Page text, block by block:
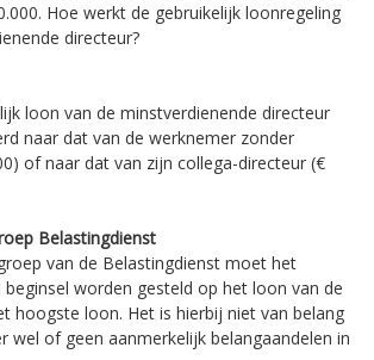
Hoe werkt de gebruikelijk loonregeling
directeur?
loon van de minstverdienende directeur
naar dat van de werknemer zonder
of naar dat van zijn collega-directeur (€
Belastingdienst
van de Belastingdienst moet het
beginsel worden gesteld op het loon van de
hoogste loon. Het is hierbij niet van belang
wel of geen aanmerkelijk belangaandelen in